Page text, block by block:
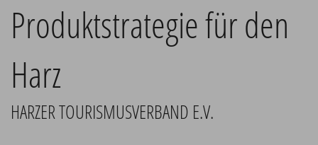
Produktstrategie für den
Harz
HARZER TOURISMUSVERBAND E.V.